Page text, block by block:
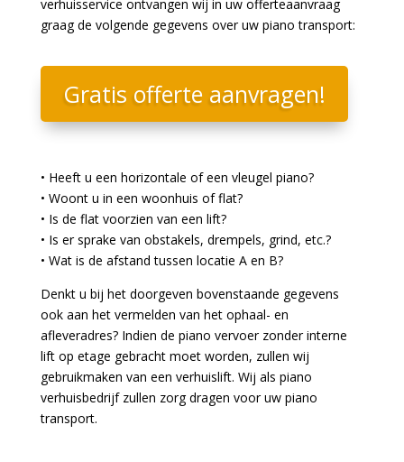
verhuisservice ontvangen wij in uw offerteaanvraag
graag de volgende gegevens over uw piano transport:
Gratis offerte aanvragen!
• Heeft u een horizontale of een vleugel piano?
• Woont u in een woonhuis of flat?
• Is de flat voorzien van een lift?
• Is er sprake van obstakels, drempels, grind, etc.?
• Wat is de afstand tussen locatie A en B?
Denkt u bij het doorgeven bovenstaande gegevens
ook aan het vermelden van het ophaal- en
afleveradres? Indien de piano vervoer zonder interne
lift op etage gebracht moet worden, zullen wij
gebruikmaken van een verhuislift. Wij als piano
verhuisbedrijf zullen zorg dragen voor uw piano
transport.